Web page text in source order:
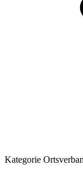
Kategorie